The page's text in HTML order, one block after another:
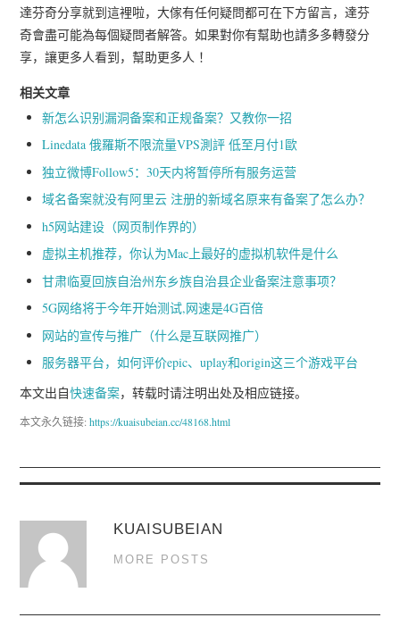
達芬奇分享就到這裡啦，大傢有任何疑問都可在下方留言，達芬
奇會盡可能為每個疑問者解答。如果對你有幫助也請多多轉發分
享，讓更多人看到，幫助更多人 ！
相关文章
新怎么识别漏洞备案和正规备案？又教你一招
Linedata 俄羅斯不限流量VPS測評 低至月付1歐
独立微博Follow5：30天内将暂停所有服务运营
域名备案就没有阿里云 注册的新域名原来有备案了怎么办？
h5网站建设（网页制作界的）
虚拟主机推荐，你认为Mac上最好的虚拟机软件是什么
甘肃临夏回族自治州东乡族自治县企业备案注意事项？
5G网络将于今年开始测试,网速是4G百倍
网站的宣传与推广（什么是互联网推广）
服务器平台，如何评价epic、uplay和origin这三个游戏平台
本文出自快速备案，转载时请注明出处及相应链接。
本文永久链接:https://kuaisubeian.cc/48168.html
KUAISUBEIAN
MORE POSTS